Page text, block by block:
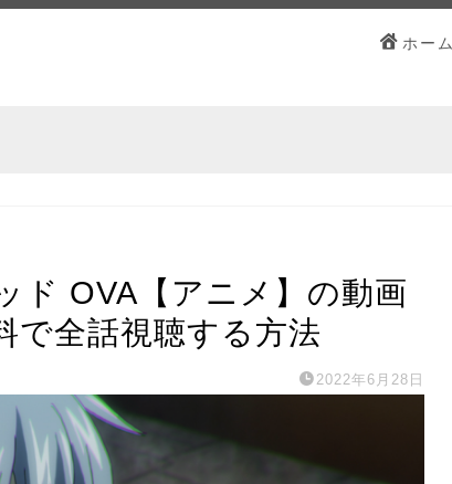
ホーム
ド OVA【アニメ】の動画
で全話視聴する方法
2022年6月28日